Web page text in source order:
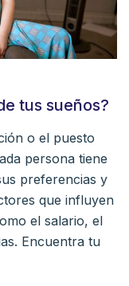
tus sueños?
o el puesto
persona tiene
preferencias y
que influyen
el salario, el
Encuentra tu